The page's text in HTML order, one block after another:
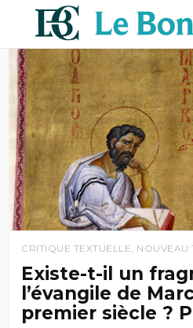
CRITIQUE TEXTUELLE, NOUVEAU
Existe-t-il un
l’évangile de
premier siècle ?